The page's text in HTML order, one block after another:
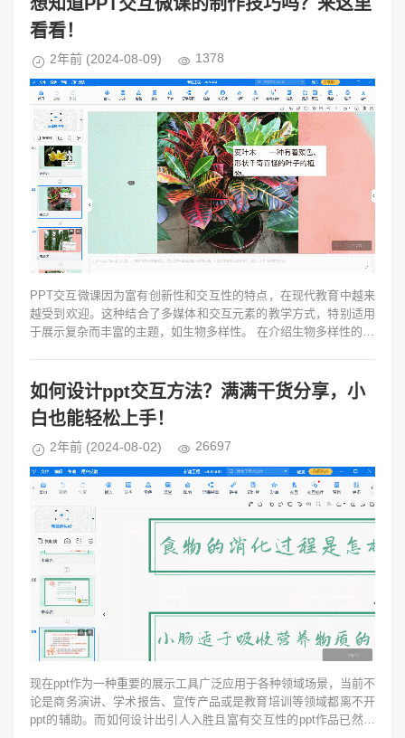
看看！
2年前 (2024-08-09) 1378
PPT交互微课因为富有创新性和交互性的特点，在现代教育中越来
越受到欢迎。这种结合了多媒体和交互元素的教学方式，特别适用
于展示复杂而丰富的主题，如生物多样性。 在介绍生物多样性的pp
如何设计ppt交互方法？满满干货分享，小
白也能轻松上手！
2年前 (2024-08-02) 26697
现在ppt作为一种重要的展示工具广泛应用于各种领域场景，当前不
论是商务演讲、学术报告、宣传产品或是教育培训等领域都离不开
ppt的辅助。而如何设计出引人入胜且富有交互性的ppt作品已然是